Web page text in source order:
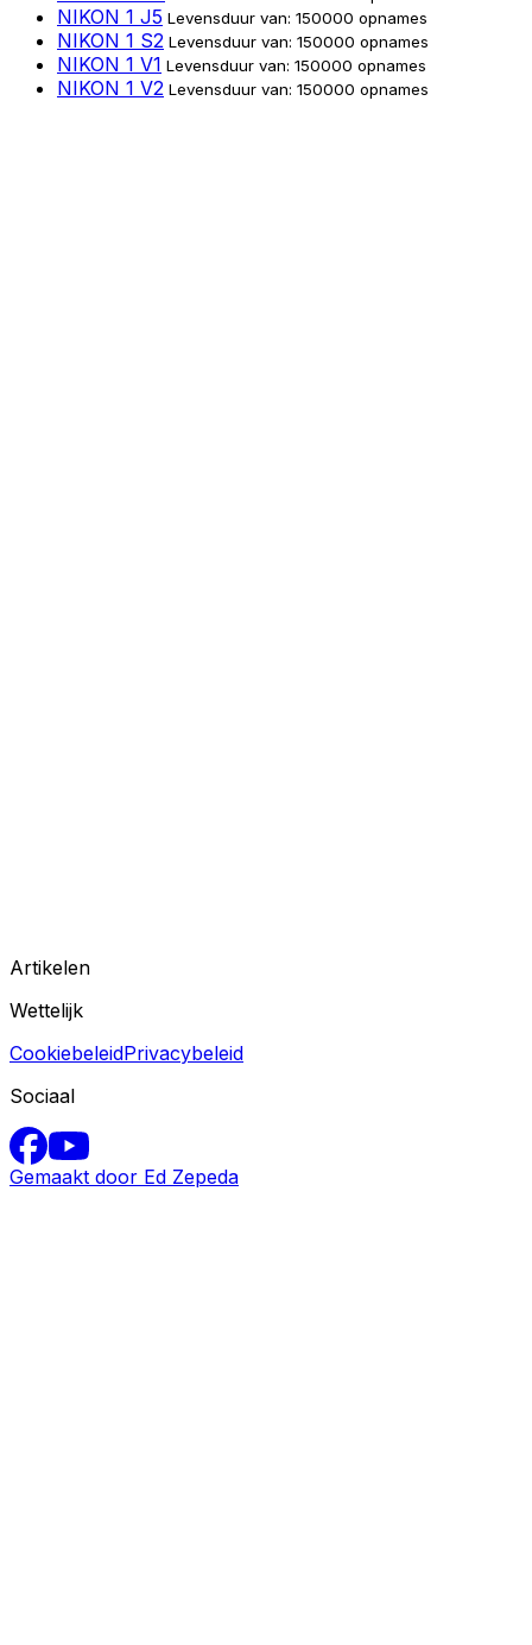
NIKON 1 J5 Levensduur van: 150000 opnames
NIKON 1 S2 Levensduur van: 150000 opnames
NIKON 1 V1 Levensduur van: 150000 opnames
NIKON 1 V2 Levensduur van: 150000 opnames
Artikelen
Wettelijk
CookiebeleidPrivacybeleid
Sociaal
Gemaakt door Ed Zepeda